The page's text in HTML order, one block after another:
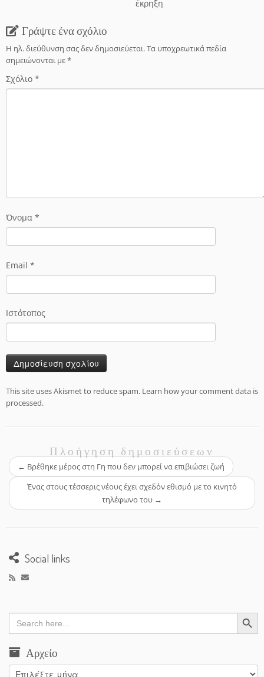
έκρηξη
Γράψτε ένα σχόλιο
Η ηλ. διεύθυνση σας δεν δημοσιεύεται.Τα υποχρεωτικά πεδία
σημειώνονται με*
Σχόλιο *
Όνομα *
Email *
Ιστότοπος
This site uses Akismet to reduce spam. Learn how your comment data is
processed.
Πλοήγηση δημοσιεύσεων
← Βρέθηκε μέρος στη Γη που δεν μπορεί να επιβιώσει ζωή
Ένας στους τέσσερις νέους έχει σχεδόν εθισμό με το κινητό
τηλέφωνο του →
Social links
Search
for:
Search Button
Αρχείο
Αρχείο